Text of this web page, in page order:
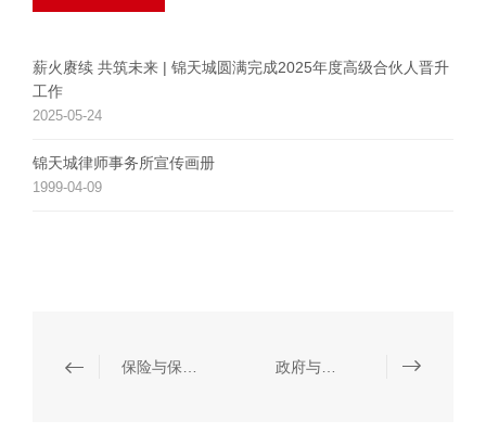
薪火赓续 共筑未来 | 锦天城圆满完成2025年度高级合伙人晋升
工作
2025-05-24
锦天城律师事务所宣传画册
1999-04-09